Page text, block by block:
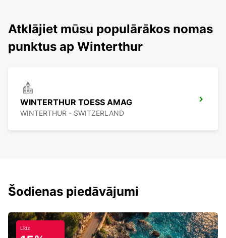
Atklājiet mūsu populārākos nomas
punktus ap Winterthur
WINTERTHUR TOESS AMAG
WINTERTHUR - SWITZERLAND
Šodienas piedāvājumi
Līdz